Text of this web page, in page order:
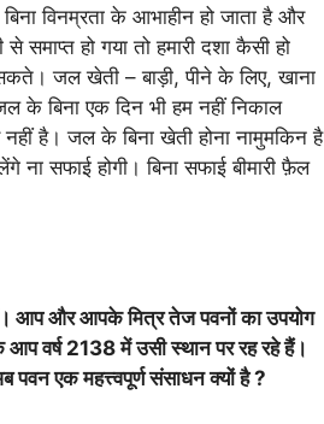
विनम्रता के आभाहीन हो जाता है और
समाप्त हो गया तो हमारी दशा कैसी हो
जल खेती – बाड़ी, पीने के लिए, खाना
के बिना एक दिन भी हम नहीं निकाल
है। जल के बिना खेती होना नामुमकिन है
ना सफाई होगी। बिना सफाई बीमारी फ़ैल
आप और आपके मित्र तेज पवनों का उपयोग
वर्ष 2138 में उसी स्थान पर रह रहे हैं।
एक महत्त्वपूर्ण संसाधन क्यों है ?